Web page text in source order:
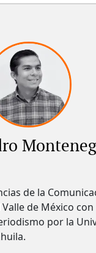
de la
de México con
por la